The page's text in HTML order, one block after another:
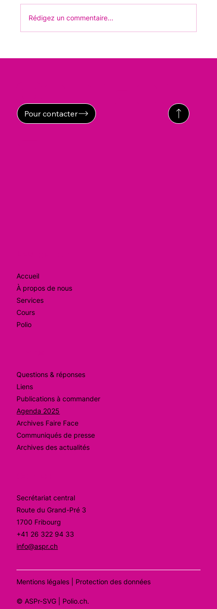
Rédigez un commentaire...
Contact
Pour contacter
Accueil
À propos de nous
Services
Cours
Polio
Questions & réponses
Liens
Publications à commander
Agenda 2025
Archives Faire Face
Communiqués de presse
Archives des actualités
Secrétariat central
Route du Grand-Pré 3
1700 Fribourg
+41 26 322 94 33
info@aspr.ch
Mentions légales Protection des données
© ASPr-SVG | Polio.ch.